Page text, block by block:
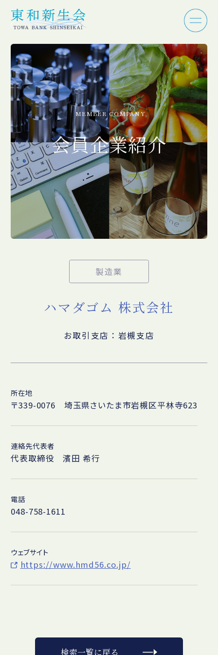
MEMBER COMPANY
会員企業紹介
製造業
ハマダゴム 株式会社
お取引支店：岩槻支店
所在地
〒339-0076 埼玉県さいたま市岩槻区平林寺623
連絡先代表者
代表取締役 濱田 希行
電話
048-758-1611
ウェブサイト
https://www.hmd56.co.jp/
検索一覧に戻る